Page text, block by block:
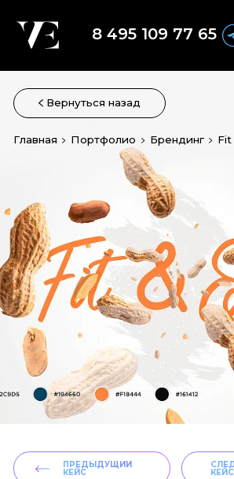
8 495 109 77 65
Вернуться назад
Главная Портфолио Брендинг Fit
ПРЕДЫДУЩИЙ
КЕЙС
КЕЙС